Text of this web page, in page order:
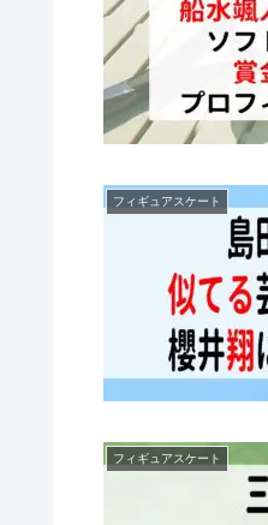
フィギュアスケート
フィギュアスケート